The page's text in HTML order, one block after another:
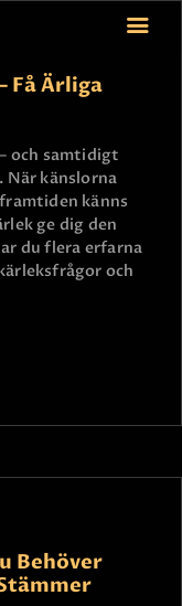
Få Ärliga
och samtidigt
känslorna
känns
ge dig den
du flera erfarna
och
Behöver